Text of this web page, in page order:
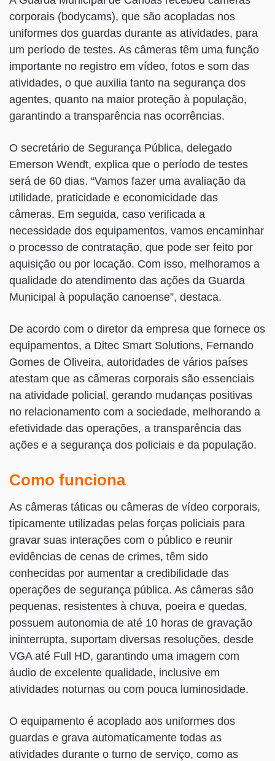
corporais (bodycams), que são acopladas nos
uniformes dos guardas durante as atividades, para
um período de testes. As câmeras têm uma função
importante no registro em vídeo, fotos e som das
atividades, o que auxilia tanto na segurança dos
agentes, quanto na maior proteção à população,
garantindo a transparência nas ocorrências.
O secretário de Segurança Pública, delegado
Emerson Wendt, explica que o período de testes
será de 60 dias. “Vamos fazer uma avaliação da
utilidade, praticidade e economicidade das
câmeras. Em seguida, caso verificada a
necessidade dos equipamentos, vamos encaminhar
o processo de contratação, que pode ser feito por
aquisição ou por locação. Com isso, melhoramos a
qualidade do atendimento das ações da Guarda
Municipal à população canoense”, destaca.
De acordo com o diretor da empresa que fornece os
equipamentos, a Ditec Smart Solutions, Fernando
Gomes de Oliveira, autoridades de vários países
atestam que as câmeras corporais são essenciais
na atividade policial, gerando mudanças positivas
no relacionamento com a sociedade, melhorando a
efetividade das operações, a transparência das
ações e a segurança dos policiais e da população.
Como funciona
As câmeras táticas ou câmeras de vídeo corporais,
tipicamente utilizadas pelas forças policiais para
gravar suas interações com o público e reunir
evidências de cenas de crimes, têm sido
conhecidas por aumentar a credibilidade das
operações de segurança pública. As câmeras são
pequenas, resistentes à chuva, poeira e quedas,
possuem autonomia de até 10 horas de gravação
ininterrupta, suportam diversas resoluções, desde
VGA até Full HD, garantindo uma imagem com
áudio de excelente qualidade, inclusive em
atividades noturnas ou com pouca luminosidade.
O equipamento é acoplado aos uniformes dos
guardas e grava automaticamente todas as
atividades durante o turno de serviço, como as